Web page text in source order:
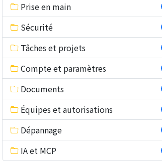
Prise en main
Sécurité
Tâches et projets
Compte et paramètres
Documents
Équipes et autorisations
Dépannage
IA et MCP